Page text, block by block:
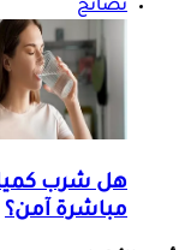
نصائح
هل شرب
مباشرة آمن؟